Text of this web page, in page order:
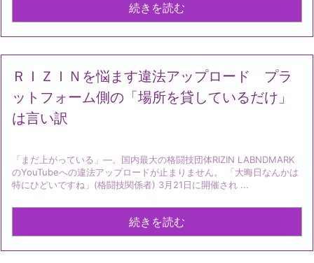
続きを読む
ＲＩＺＩＮを悩ます違法アップロード プラ
ットフォーム側の「場所を貸しているだけ」
は言い訳
「まだ上がっている」―。国内最大の格闘技団体RIZIN LABNDMARK
のYouTubeへの違法アップロードが止まりません。 「大晦日なんかは
特にひどいですね」(格闘技関係者) 3月21日に開催され ...
続きを読む